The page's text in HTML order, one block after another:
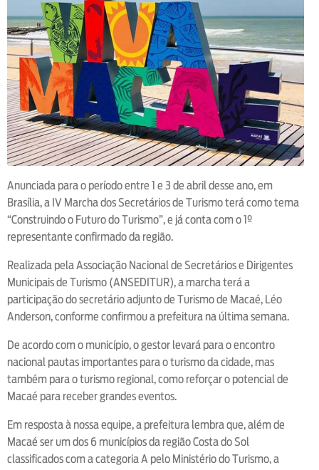
Anunciada para o período entre 1 e 3 de abril desse ano, em
Brasília, a IV Marcha dos Secretários de Turismo terá como tema
“Construindo o Futuro do Turismo”, e já conta com o 1º
representante confirmado da região.
Realizada pela Associação Nacional de Secretários e Dirigentes
Municipais de Turismo (ANSEDITUR), a marcha terá a
participação do secretário adjunto de Turismo de Macaé, Léo
Anderson, conforme confirmou a prefeitura na última semana.
De acordo com o município, o gestor levará para o encontro
nacional pautas importantes para o turismo da cidade, mas
também para o turismo regional, como reforçar o potencial de
Macaé para receber grandes eventos.
Em resposta à nossa equipe, a prefeitura lembra que, além de
Macaé ser um dos 6 municípios da região Costa do Sol
classificados com a categoria A pelo Ministério do Turismo, a